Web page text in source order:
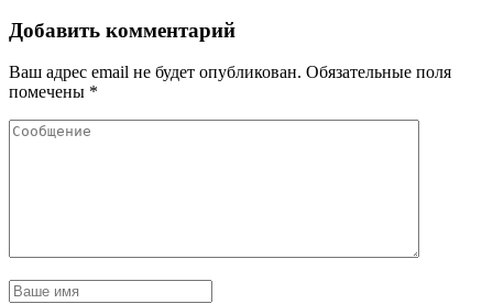
Добавить комментарий
Ваш адрес email не будет опубликован. Обязательные поля
помечены *